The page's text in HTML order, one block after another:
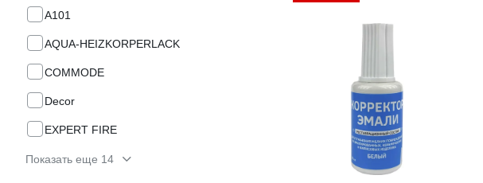
A101
AQUA-HEIZKORPERLACK
COMMODE
Decor
EXPERT FIRE
Показать еще 14